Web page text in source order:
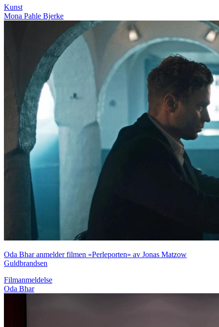
Kunst
Mona Pahle Bjerke
Oda Bhar anmelder filmen «Perleporten» av Jonas Matzow
Guldbrandsen
Filmanmeldelse
Oda Bhar